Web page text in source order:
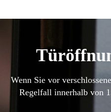
Wenn Sie vor
Regelfall innerhalb von